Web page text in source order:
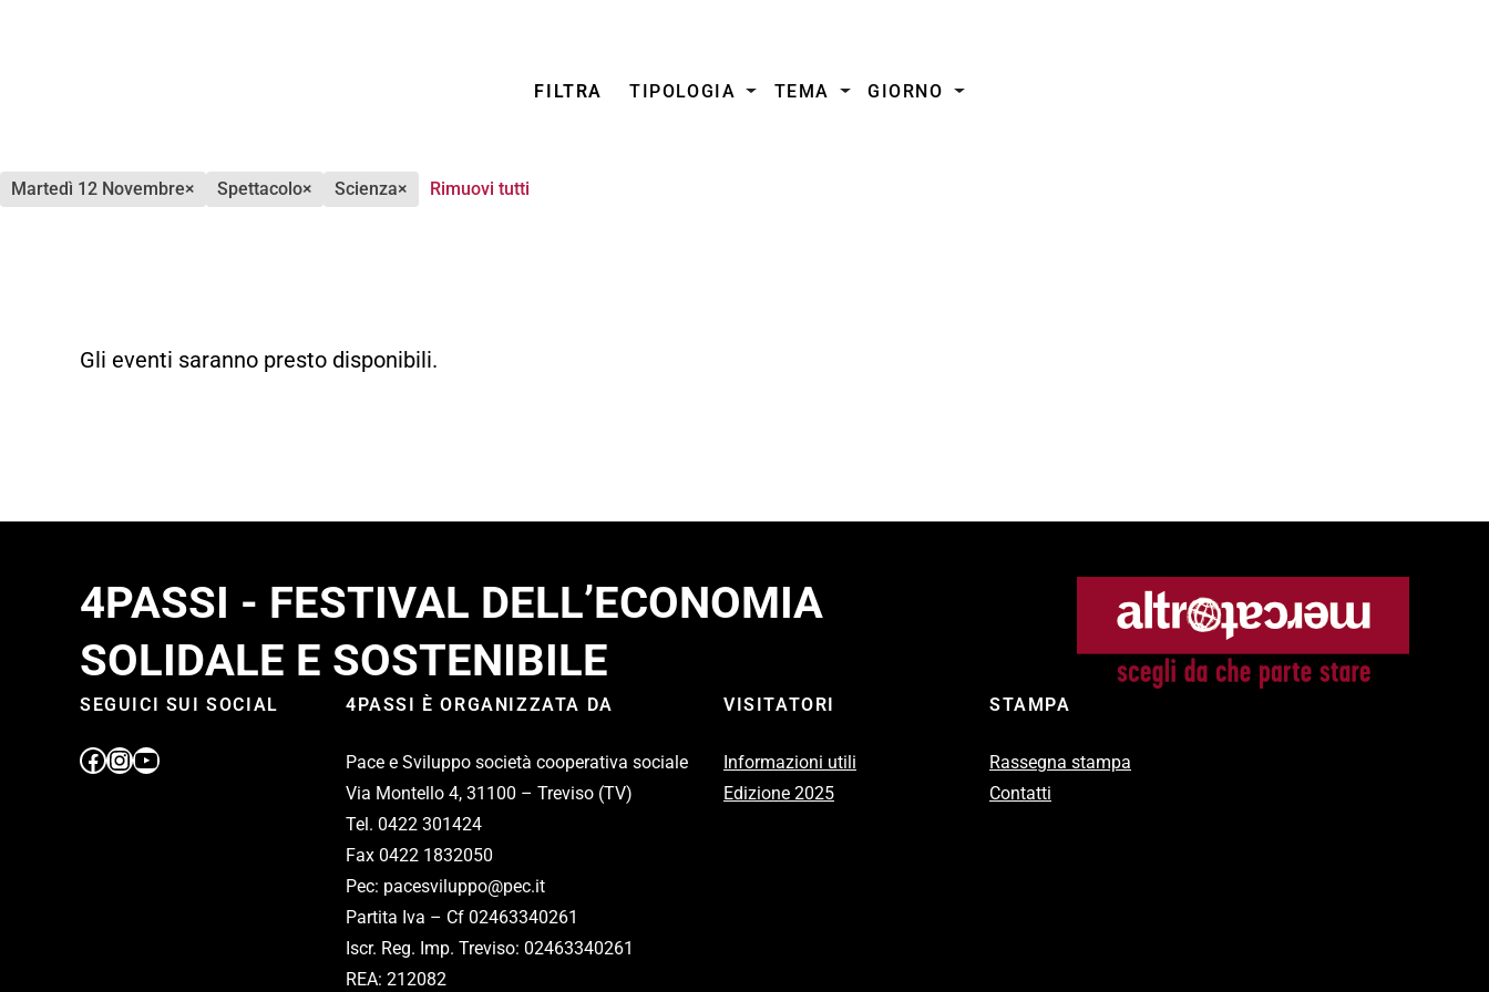
FILTRA TIPOLOGIA TEMA GIORNO
martedì 12 Novembre× spettacolo× scienza× Rimuovi tutti
Gli eventi saranno presto disponibili.
4PASSI - FESTIVAL DELL’ECONOMIA
SOLIDALE E SOSTENIBILE
SEGUICI SUI SOCIAL 4PASSI È ORGANIZZATA DA
Pace e Sviluppo società cooperativa sociale
Via Montello 4, 31100 – Treviso (TV)
Tel. 0422 301424
Fax 0422 1832050
Pec: pacesviluppo@pec.it
Partita Iva – Cf 02463340261
Iscr. Reg. Imp. Treviso: 02463340261
REA: 212082
VISITATORI
Informazioni utili
Edizione 2025
STAMPA
Rassegna stampa
Contatti